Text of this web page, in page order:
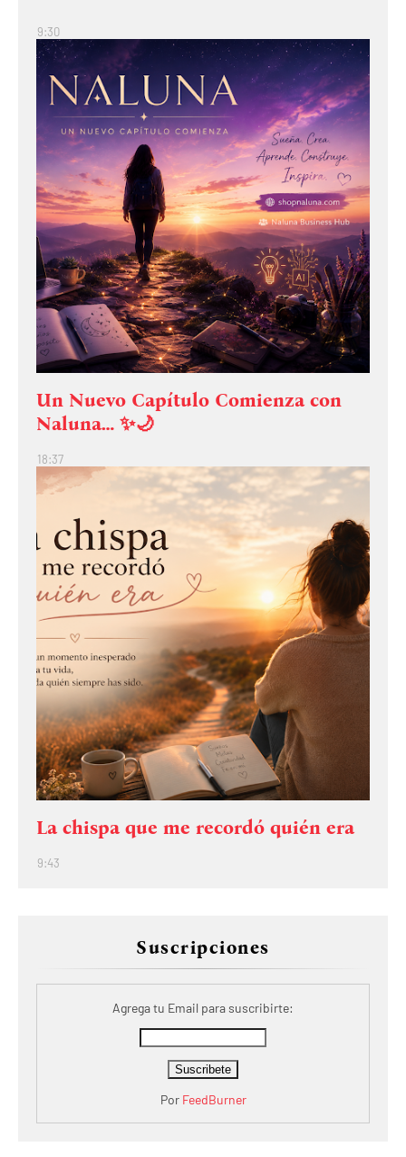
9:30
Un Nuevo Capítulo Comienza con
Naluna… ✨🌙
18:37
La chispa que me recordó quién era
9:43
Suscripciones
Agrega tu Email para suscribirte:
Por FeedBurner